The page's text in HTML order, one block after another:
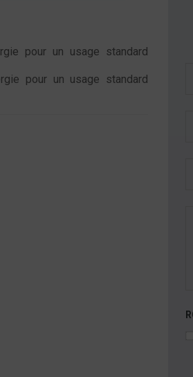
pour un usage standard
pour un usage standard